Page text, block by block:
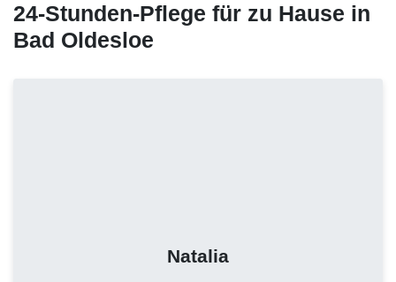
24-Stunden-Pflege für zu Hause in
Bad Oldesloe
Natalia